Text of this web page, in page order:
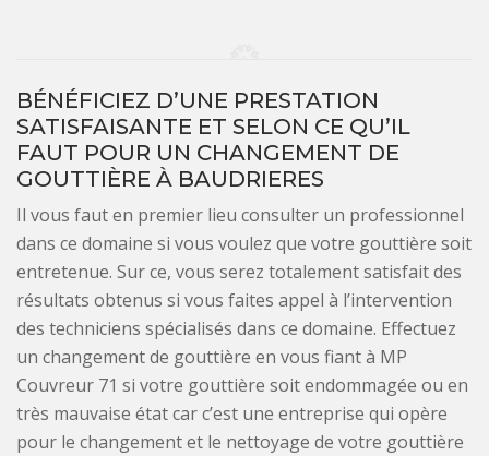
BÉNÉFICIEZ D’UNE PRESTATION
SATISFAISANTE ET SELON CE QU’IL
FAUT POUR UN CHANGEMENT DE
GOUTTIÈRE À BAUDRIERES
Il vous faut en premier lieu consulter un professionnel
dans ce domaine si vous voulez que votre gouttière soit
entretenue. Sur ce, vous serez totalement satisfait des
résultats obtenus si vous faites appel à l’intervention
des techniciens spécialisés dans ce domaine. Effectuez
un changement de gouttière en vous fiant à MP
Couvreur 71 si votre gouttière soit endommagée ou en
très mauvaise état car c’est une entreprise qui opère
pour le changement et le nettoyage de votre gouttière